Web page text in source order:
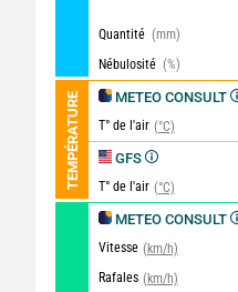
Quantité (mm)
Nébulosité (%)
TEMPÉRATURE METEO CONSULT
T° de l'air (°C)
GFS
T° de l'air (°C)
METEO CONSULT
Vitesse (km/h)
Rafales (km/h)